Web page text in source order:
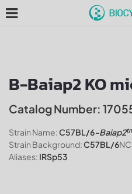
B-Baiap2 KO
Catalog Number:
Strain Name:C57BL/6-Baiap2
Strain Background:C57BL/6
Aliases: IRSp53